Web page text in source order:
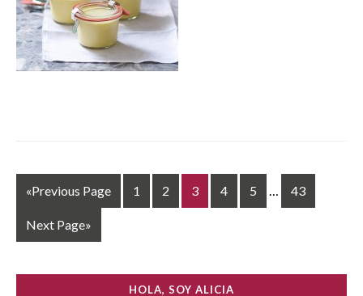
«Previous Page 1 2 3 4 5 … 43
Next Page»
HOLA, SOY ALICIA